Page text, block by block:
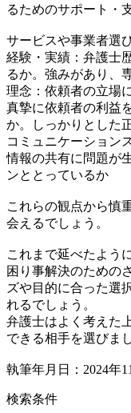
るためのサポート・
サービスや事業者選
経験・実績：弁護士
るか。強みがあり、
理念：依頼者の立場
真摯に依頼者の利益
か。しっかりとした
コミュニケーション
情報の共有に問題が
ンととっているか
これらの観点から慎
会えるでしょう。
これまで延べたよう
困り事解決のための
ズや目的に合った選
れるでしょう。
弁護士はよく考えた
できる相手を選びま
執筆年月日：2024年
検索条件